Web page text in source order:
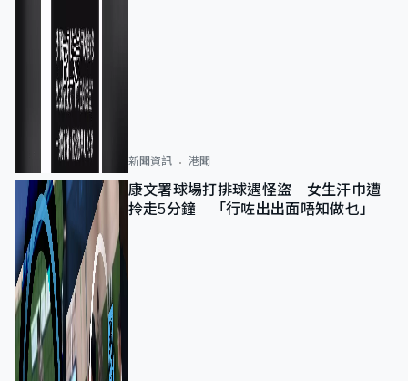
新聞資訊 港聞
康文署球場打排球遇怪盜 女生汗巾遭
拎走5分鐘 「行咗出出面唔知做乜」